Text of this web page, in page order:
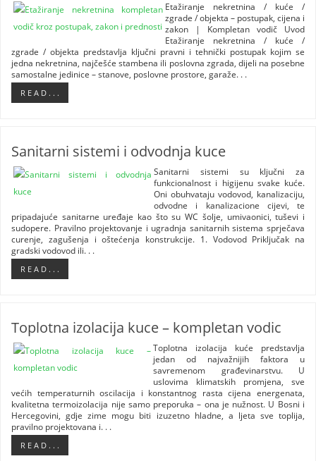
Etažiranje nekretnina / kuće /
zgrade / objekta – postupak, cijena i
zakon | Kompletan vodič Uvod
Etažiranje nekretnina / kuće /
zgrade / objekta predstavlja ključni pravni i tehnički postupak kojim se
jedna nekretnina, najčešće stambena ili poslovna zgrada, dijeli na posebne
samostalne jedinice – stanove, poslovne prostore, garaže. . .
R E A D . . .
Sanitarni sistemi i odvodnja kuce
Sanitarni sistemi su ključni za
funkcionalnost i higijenu svake kuće.
Oni obuhvataju vodovod, kanalizaciju,
odvodne i kanalizacione cijevi, te
pripadajuće sanitarne uređaje kao što su WC šolje, umivaonici, tuševi i
sudopere. Pravilno projektovanje i ugradnja sanitarnih sistema sprječava
curenje, zagušenja i oštećenja konstrukcije. 1. Vodovod Priključak na
gradski vodovod ili. . .
R E A D . . .
Toplotna izolacija kuce – kompletan vodic
Toplotna izolacija kuće predstavlja
jedan od najvažnijih faktora u
savremenom građevinarstvu. U
uslovima klimatskih promjena, sve
većih temperaturnih oscilacija i konstantnog rasta cijena energenata,
kvalitetna termoizolacija nije samo preporuka – ona je nužnost. U Bosni i
Hercegovini, gdje zime mogu biti izuzetno hladne, a ljeta sve toplija,
pravilno projektovana i. . .
R E A D . . .